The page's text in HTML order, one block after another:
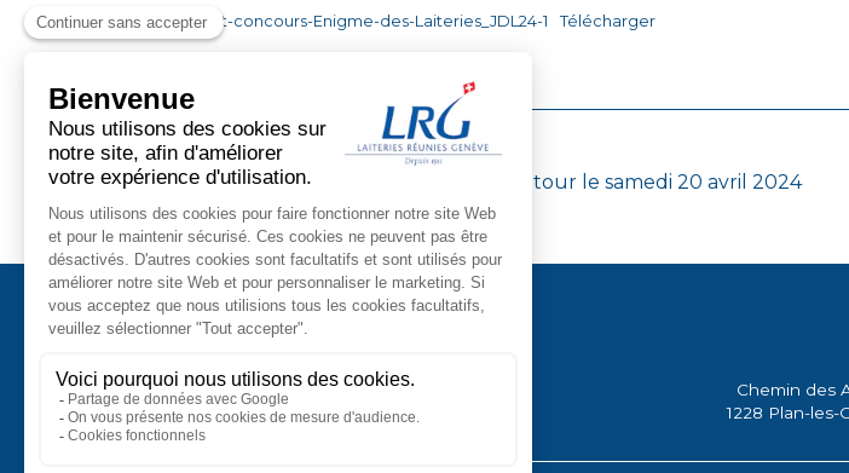
Reglement-concours-Enigme-des-Laiteries_JDL24-1 Télécharger
NAVIGATION
DE
L’ARTICLE
Article
précédent
Précédent
La traditionnelle journée du lait est de retour le samedi 20 avril 2024
Chemin des
1228 Plan-les-